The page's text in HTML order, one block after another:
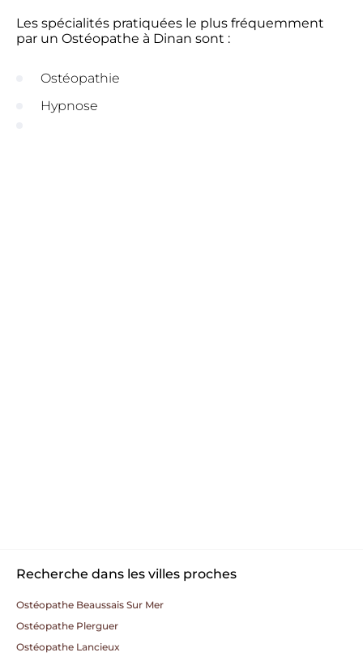
Les spécialités pratiquées le plus fréquemment
par un Ostéopathe à Dinan sont :
Ostéopathie
Hypnose
Recherche dans les villes proches
Ostéopathe Beaussais Sur Mer
Ostéopathe Plerguer
Ostéopathe Lancieux